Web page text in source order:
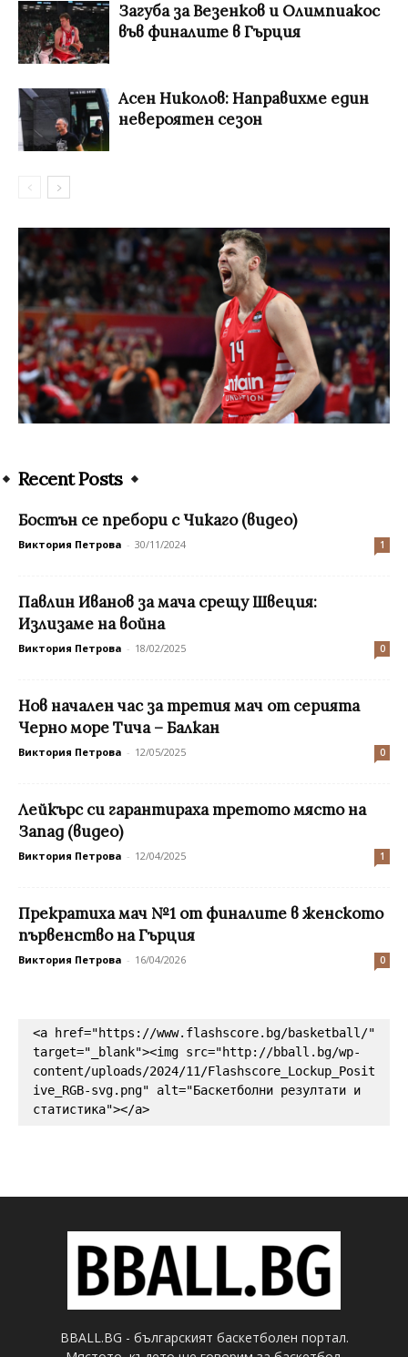
Загуба за Везенков и Олимпиакос
във финалите в Гърция
Асен Николов: Направихме един
невероятен сезон
Recent Posts
Бостън се пребори с Чикаго (видео)
Виктория Петрова - 30/11/2024 1
Павлин Иванов за мача срещу Швеция:
Излизаме на война
Виктория Петрова - 18/02/2025 0
Нов начален час за третия мач от серията
Черно море Тича – Балкан
Виктория Петрова - 12/05/2025 0
Лейкърс си гарантираха третото място на
Запад (видео)
Виктория Петрова - 12/04/2025 1
Прекратиха мач №1 от финалите в женското
първенство на Гърция
Виктория Петрова - 16/04/2026 0
<a href="https://www.flashscore.bg/basketball/"
target="_blank"><img src="http://bball.bg/wp-
content/uploads/2024/11/Flashscore_Lockup_Posit
ive_RGB-svg.png" alt="Баскетболни резултати и
статистика"></a>
BBALL.BG - българският баскетболен портал.